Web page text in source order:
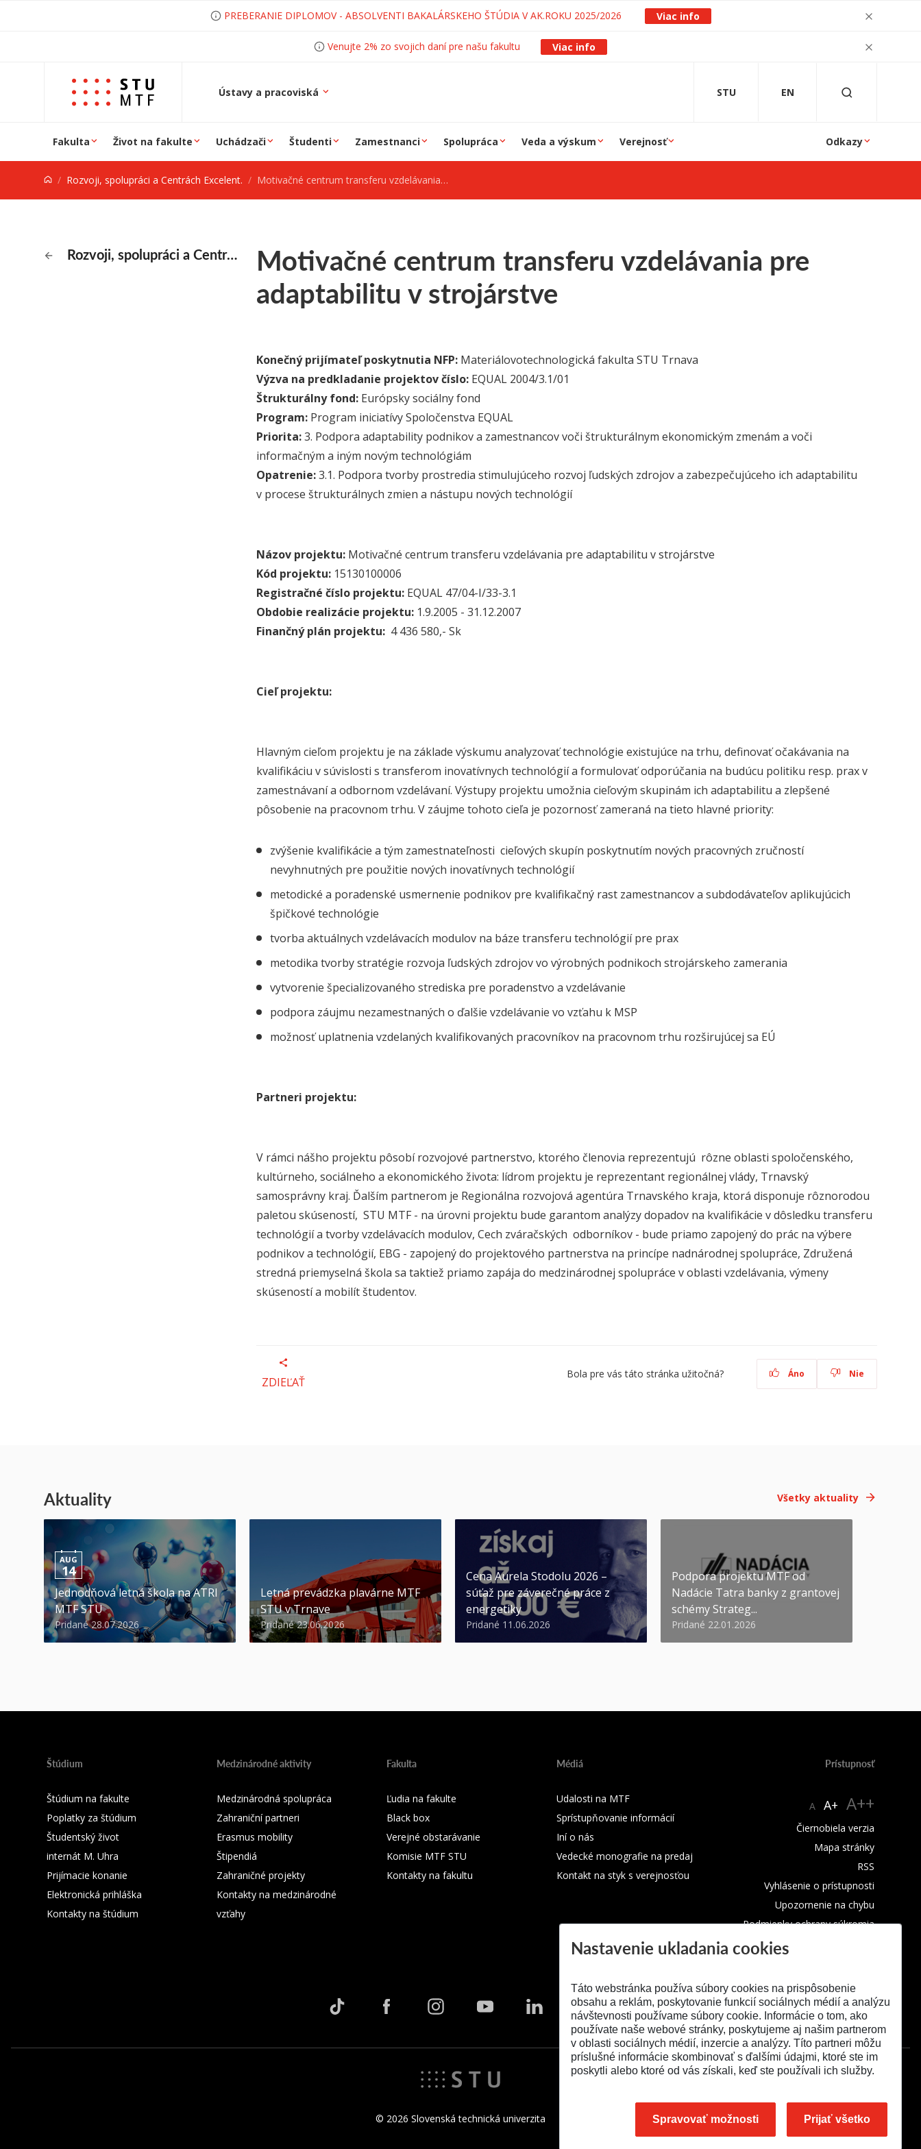
PREBERANIE DIPLOMOV - ABSOLVENTI BAKALÁRSKEHO ŠTÚDIA V AK.ROKU 2025/2026 Viac info
Venujte 2% zo svojich daní pre našu fakultu Viac info
Ústavy a pracoviská STU EN
Fakulta Život na fakulte Uchádzači Študenti Zamestnanci Spolupráca Veda a výskum Verejnosť Odkazy
Rozvoji, spolupráci a Centrách Excelent. Motivačné centrum transferu vzdelávania pre adaptabilitu v strojárstve
Rozvoji, spolupráci a Centrách Excelent.
Motivačné centrum transferu vzdelávania pre
adaptabilitu v strojárstve
Konečný prijímateľ poskytnutia NFP: Materiálovotechnologická fakulta STU Trnava
Výzva na predkladanie projektov číslo: EQUAL 2004/3.1/01
Štrukturálny fond: Európsky sociálny fond
Program: Program iniciatívy Spoločenstva EQUAL
Priorita:3. Podpora adaptability podnikov a zamestnancov voči štrukturálnym ekonomickým zmenám a voči
informačným a iným novým technológiám
Opatrenie:3.1. Podpora tvorby prostredia stimulujúceho rozvoj ľudských zdrojov a zabezpečujúceho ich adaptabilitu
v procese štrukturálnych zmien a nástupu nových technológií
Názov projektu: Motivačné centrum transferu vzdelávania pre adaptabilitu v strojárstve
Kód projektu: 15130100006
Registračné číslo projektu: EQUAL 47/04-I/33-3.1
Obdobie realizácie projektu: 1.9.2005 - 31.12.2007
Finančný plán projektu: 4 436 580,- Sk
Cieľ projektu:
Hlavným cieľom projektu je na základe výskumu analyzovať technológie existujúce na trhu, definovať očakávania na
kvalifikáciu v súvislosti s transferom inovatívnych technológií a formulovať odporúčania na budúcu politiku resp. prax v
zamestnávaní a odbornom vzdelávaní. Výstupy projektu umožnia cieľovým skupinám ich adaptabilitu a zlepšené
pôsobenie na pracovnom trhu. V záujme tohoto cieľa je pozornosť zameraná na tieto hlavné priority:
zvýšenie kvalifikácie a tým zamestnateľnosti cieľových skupín poskytnutím nových pracovných zručností
nevyhnutných pre použitie nových inovatívnych technológií
metodické a poradenské usmernenie podnikov pre kvalifikačný rast zamestnancov a subdodávateľov aplikujúcich
špičkové technológie
tvorba aktuálnych vzdelávacích modulov na báze transferu technológií pre prax
metodika tvorby stratégie rozvoja ľudských zdrojov vo výrobných podnikoch strojárskeho zamerania
vytvorenie špecializovaného strediska pre poradenstvo a vzdelávanie
podpora záujmu nezamestnaných o ďalšie vzdelávanie vo vzťahu k MSP
možnosť uplatnenia vzdelaných kvalifikovaných pracovníkov na pracovnom trhu rozširujúcej sa EÚ
Partneri projektu:
V rámci nášho projektu pôsobí rozvojové partnerstvo, ktorého členovia reprezentujú rôzne oblasti spoločenského,
kultúrneho, sociálneho a ekonomického života: lídrom projektu je reprezentant regionálnej vlády, Trnavský
samosprávny kraj. Ďalším partnerom je Regionálna rozvojová agentúra Trnavského kraja, ktorá disponuje rôznorodou
paletou skúseností, STU MTF - na úrovni projektu bude garantom analýzy dopadov na kvalifikácie v dôsledku transferu
technológií a tvorby vzdelávacích modulov, Cech zváračských odborníkov - bude priamo zapojený do prác na výbere
podnikov a technológií, EBG - zapojený do projektového partnerstva na princípe nadnárodnej spolupráce, Združená
stredná priemyselná škola sa taktiež priamo zapája do medzinárodnej spolupráce v oblasti vzdelávania, výmeny
skúseností a mobilít študentov.
ZDIEĽAŤ
Bola pre vás táto stránka užitočná? Áno Nie
Aktuality Všetky aktuality
AUG
14
Jednodňová letná škola na ATRI
MTF STU
Pridané 28.07.2026
Letná prevádzka plavárne MTF
STU v Trnave
Pridané 23.06.2026
Cena Aurela Stodolu 2026 –
súťaž pre záverečné práce z
energetiky
Pridané 11.06.2026
Podpora projektu MTF od
Nadácie Tatra banky z grantovej
schémy Strateg...
Pridané 22.01.2026
Štúdium
Štúdium na fakulte
Poplatky za štúdium
Študentský život
internát M. Uhra
Prijímacie konanie
Elektronická prihláška
Kontakty na štúdium
Medzinárodné aktivity
Medzinárodná spolupráca
Zahraniční partneri
Erasmus mobility
Štipendiá
Zahraničné projekty
Kontakty na medzinárodné
vzťahy
Fakulta
Ľudia na fakulte
Black box
Verejné obstarávanie
Komisie MTF STU
Kontakty na fakultu
Médiá
Udalosti na MTF
Sprístupňovanie informácií
Iní o nás
Vedecké monografie na predaj
Kontakt na styk s verejnosťou
Prístupnosť
A A+ A++
Čiernobiela verzia
Mapa stránky
RSS
Vyhlásenie o prístupnosti
Upozornenie na chybu
Podmienky ochrany súkromia
© 2026 Slovenská technická univerzita
Nastavenie ukladania cookies
Táto webstránka používa súbory cookies na prispôsobenie
obsahu a reklám, poskytovanie funkcií sociálnych médií a analýzu
návštevnosti používame súbory cookie. Informácie o tom, ako
používate naše webové stránky, poskytujeme aj našim partnerom
v oblasti sociálnych médií, inzercie a analýzy. Títo partneri môžu
príslušné informácie skombinovať s ďalšími údajmi, ktoré ste im
poskytli alebo ktoré od vás získali, keď ste používali ich služby.
Spravovať možnosti Prijať všetko